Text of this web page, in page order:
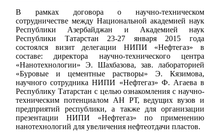
В рамках договора о научно-техническом
сотрудничестве между Национальной академией наук
Республики Азербайджан и Академией наук
Республики Татарстан 23-27 января 2015 года
состоялся визит делегации НИПИ «Нефтегаз» в
составе: директора научно-технического центра
«Нанотехнологии» Э. Шахбазова, зав. лабораторией
«Буровые и цементные растворы» Э. Кязимова,
научного сотрудника НИПИ «Нефтегаз» Ф. Агаева в
Республику Татарстан с целью ознакомления с научно-
техническим потенциалом АН РТ, ведущих вузов и
предприятий республики, а также для организации
презентации НИПИ «Нефтегаз» по применению
нанотехнологий для увеличения нефтеотдачи пластов.